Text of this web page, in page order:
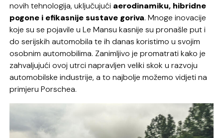
novih tehnologija, uključujući aerodinamiku, hibridne
pogone i efikasnije sustave goriva. Mnoge inovacije
koje su se pojavile u Le Mansu kasnije su pronašle put i
do serijskih automobila te ih danas koristimo u svojim
osobnim automobilima. Zanimljivo je promatrati kako je
zahvaljujući ovoj utrci napravljen veliki skok u razvoju
automobilske industrije, a to najbolje možemo vidjeti na
primjeru Porschea.